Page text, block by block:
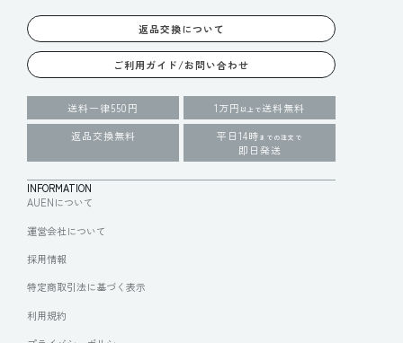
返品交換について
ご利用ガイド/お問い合わせ
送料一律550円 1万円 以上で送料無料
返品交換無料
平日14時 までの注文で
即日発送
INFORMATION
AUENについて
運営会社について
採用情報
特定商取引法に基づく表示
利用規約